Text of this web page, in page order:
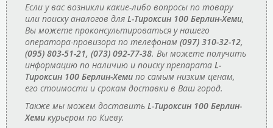
Если у вас возникли какие-либо вопросы по товару
или поиску аналогов для L-Тироксин 100 Берлин-Хеми,
Вы можете проконсультироваться у нашего
оператора-провизора по телефонам (097) 310-32-12,
(095) 803-51-21, (073) 092-77-38. Вы можете получить
информацию по наличию и поиску препарата L-
Тироксин 100 Берлин-Хеми по самым низким ценам,
его стоимости и срокам доставки в Ваш город.
Также мы можем доставить L-Тироксин 100 Берлин-
Хеми курьером по Киеву.